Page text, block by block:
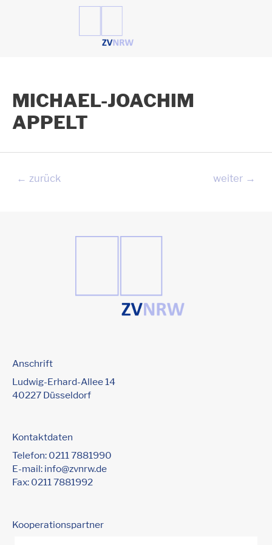
MICHAEL-JOACHIM
APPELT
Beitragsnavigation
← zurück weiter →
Anschrift
Ludwig-Erhard-Allee 14
40227 Düsseldorf
Kontaktdaten
Telefon: 0211 7881990
E-mail: info@zvnrw.de
Fax: 0211 7881992
Kooperationspartner